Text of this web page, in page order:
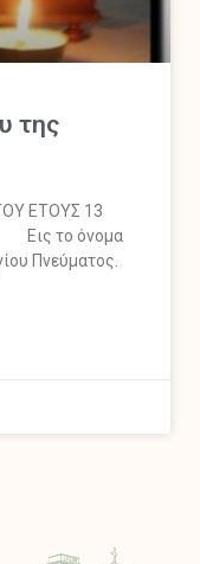
της
ΕΤΟΥΣ 13
το όνομα
Πνεύματος.